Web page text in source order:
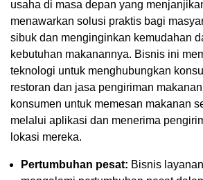
usaha di masa depan yang
menawarkan solusi praktis bagi
sibuk dan menginginkan kemudahan
kebutuhan makanannya. Bisnis ini
teknologi untuk menghubungkan
restoran dan jasa pengiriman
konsumen untuk memesan makanan
melalui aplikasi dan menerima
lokasi mereka.
Pertumbuhan pesat: Bisnis